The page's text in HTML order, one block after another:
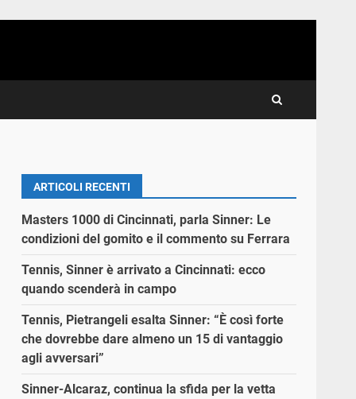
ARTICOLI RECENTI
Masters 1000 di Cincinnati, parla Sinner: Le
condizioni del gomito e il commento su Ferrara
Tennis, Sinner è arrivato a Cincinnati: ecco
quando scenderà in campo
Tennis, Pietrangeli esalta Sinner: “È così forte
che dovrebbe dare almeno un 15 di vantaggio
agli avversari”
Sinner-Alcaraz, continua la sfida per la vetta